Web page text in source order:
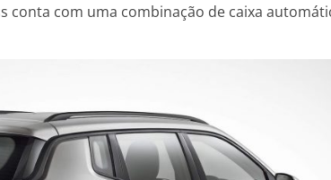
conta com uma combinação de caixa